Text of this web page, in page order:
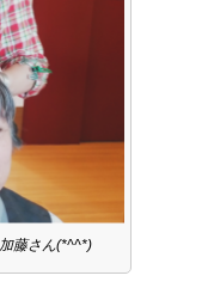
藤さん(*^^*)